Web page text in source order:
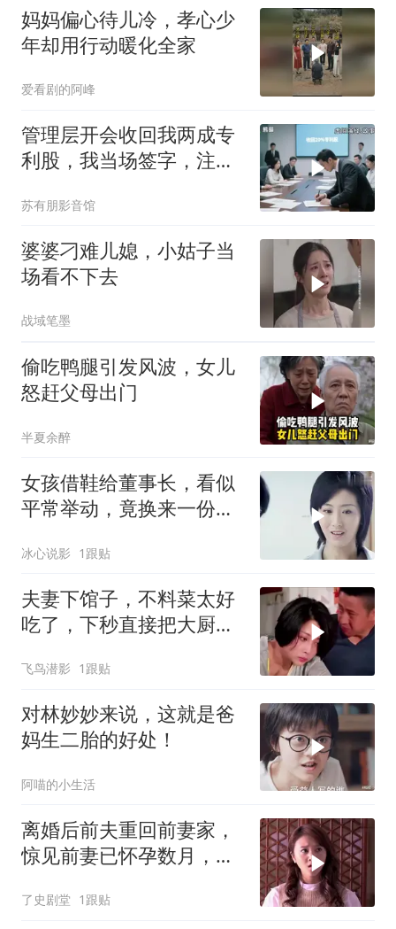
妈妈偏心待儿冷，孝心少
年却用行动暖化全家
爱看剧的阿峰
管理层开会收回我两成专
利股，我当场签字，注销
苏有朋影音馆
婆婆刁难儿媳，小姑子当
场看不下去
战域笔墨
偷吃鸭腿引发风波，女儿
怒赶父母出门
半夏余醉
女孩借鞋给董事长，看似
平常举动，竟换来一份好
冰心说影 1跟贴
夫妻下馆子，不料菜太好
吃了，下秒直接把大厨请
飞鸟潜影 1跟贴
对林妙妙来说，这就是爸
妈生二胎的好处！
阿喵的小生活
离婚后前夫重回前妻家，
惊见前妻已怀孕数月，前
了史剧堂 1跟贴